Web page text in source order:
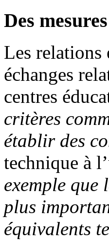
Des
Les relations
échanges
centres
critères
établir des
technique à
exemple que
plus
équivalents